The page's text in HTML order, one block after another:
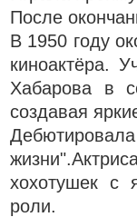
После
В 1950 году
киноактёра.
Хабарова в
создавая
хохотушек с
роли.